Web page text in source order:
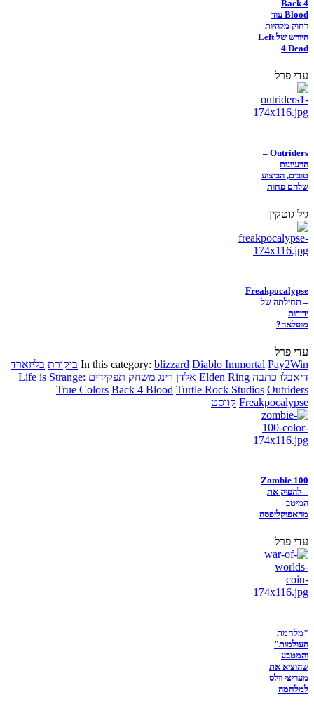
Back 4
Blood עוד
רחוק מלהיות
היורש של Left
4 Dead
עדי פרל
Outriders –
הרעיונות
טובים, הביצוע
שלהם פחות
גיל גוטקין
Freakpocalypse
– תחילתה של
ידידות
מופלאה?
עדי פרל
In this category: blizzard Diablo Immortal Pay2Win ביקורת בליזארד
דיאבלו כתבה Elden Ring אלדן רינג משחק תפקידים Life is Strange:
True Colors Back 4 Blood Turtle Rock Studios Outriders
Freakpocalypse קווסט
Zombie 100
– להפיק את
המיטב
מהאפוקליפסה
עדי פרל
"מלחמת
העולמות"
והמטבע
שהוציא את
מעריצי וולס
למלחמה